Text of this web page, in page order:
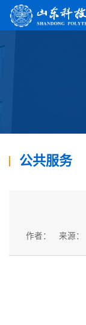
公共服务
作者： 来源：